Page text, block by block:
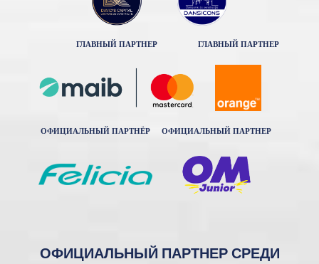
ГЛАВНЫЙ ПАРТНЕР ГЛАВНЫЙ ПАРТНЕР
ОФИЦИАЛЬНЫЙ ПАРТНЁР ОФИЦИАЛЬНЫЙ ПАРТНЕР
ОФИЦИАЛЬНЫЙ ПАРТНЕР СРЕДИ